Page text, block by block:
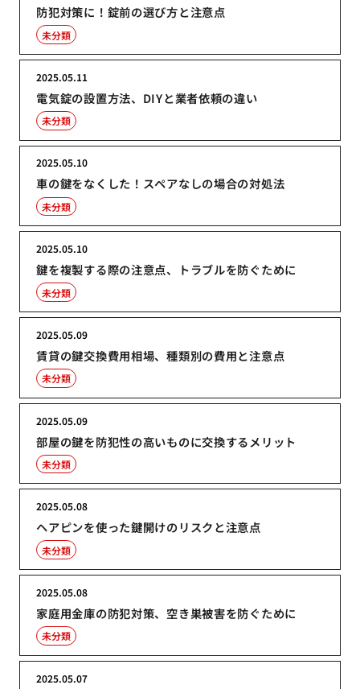
防犯対策に！錠前の選び方と注意点
未分類
電気錠の設置方法、DIYと業者依頼の違い
2025.05.11
未分類
車の鍵をなくした！スペアなしの場合の対処法
2025.05.10
未分類
鍵を複製する際の注意点、トラブルを防ぐために
2025.05.10
未分類
賃貸の鍵交換費用相場、種類別の費用と注意点
2025.05.09
未分類
部屋の鍵を防犯性の高いものに交換するメリット
2025.05.09
未分類
ヘアピンを使った鍵開けのリスクと注意点
2025.05.08
未分類
家庭用金庫の防犯対策、空き巣被害を防ぐために
2025.05.08
未分類
2025.05.07